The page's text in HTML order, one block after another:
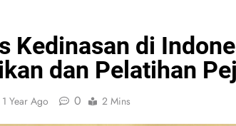
Kedinasan di
dan Pelatihan
1 Year Ago 0 2 Mins